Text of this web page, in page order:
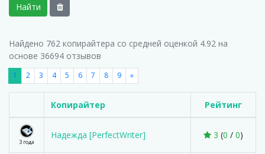
Найти
Найдено 762 копирайтера со средней оценкой 4.92 на
основе 36694 отзывов
1 2 3 4 5 6 7 8 9 »
Копирайтер Рейтинг
3 года
Надежда [PerfectWriter] 3 (0 / 0)